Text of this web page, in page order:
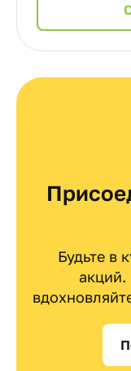
Будьте в
акций.